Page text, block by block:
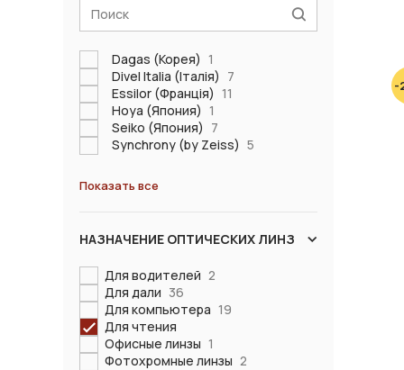
Dagas (Корея) 1
Divel Italia (Італія) 7
Essilor (Франція) 11
Hoya (Япония) 1
Seiko (Япония) 7
Synchrony (by Zeiss) 5
Показать все
НАЗНАЧЕНИЕ ОПТИЧЕСКИХ ЛИНЗ
Для водителей 2
Для дали 36
Для компьютера 19
Для чтения
Офисные линзы 1
Фотохромные линзы 2
-